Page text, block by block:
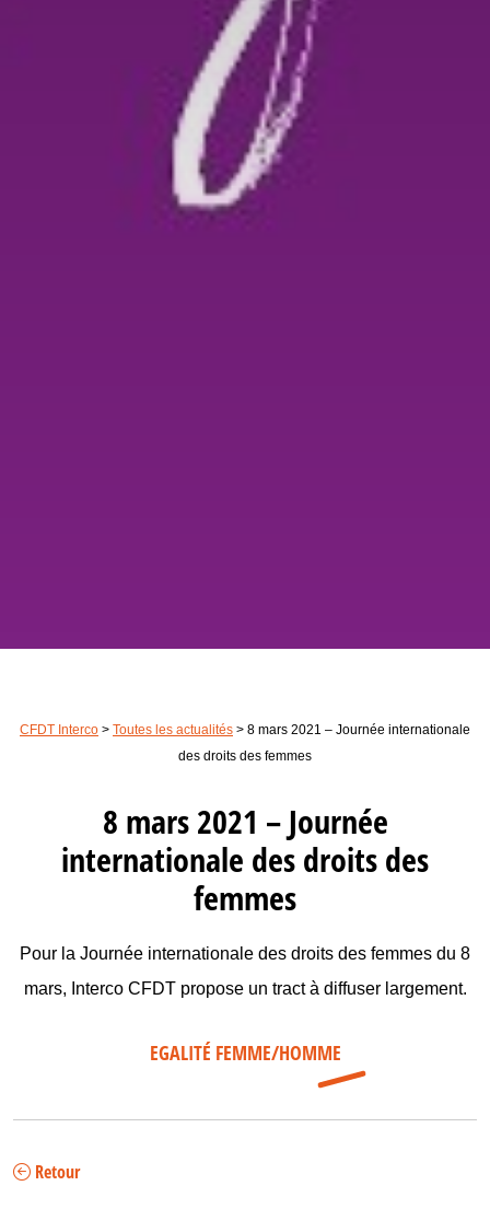
CFDT Interco > Toutes les actualités > 8 mars 2021 – Journée internationale
des droits des femmes
8 mars 2021 – Journée
internationale des droits des
femmes
Pour la Journée internationale des droits des femmes du 8
mars, Interco CFDT propose un tract à diffuser largement.
EGALITÉ FEMME/HOMME
Retour